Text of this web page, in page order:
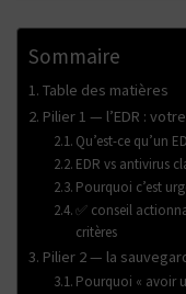
Sommaire
Table des matières
Pilier 1 — l’EDR :
Qu’est-ce qu’un
EDR vs antivirus
Pourquoi c’est
✅ conseil
critères
Pilier 2 — la
Pourquoi « avoir